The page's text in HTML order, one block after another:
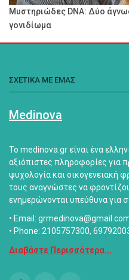
Μυστηριώδες DNA: Δύο
γονιδίωμα
ΣΧΕΤΙΚΑ ΜΕ ΕΜΑΣ
Medinova
Το medinova.gr είναι ένα
αξιόπιστες πληροφορίες για
ψυχολογία και οικογενειακή
τους αναγνώστες να
ενημερώνονται υπεύθυνα για
• Email:
• Phone: 2105757300,
Διαβάστε Περισσότερα...